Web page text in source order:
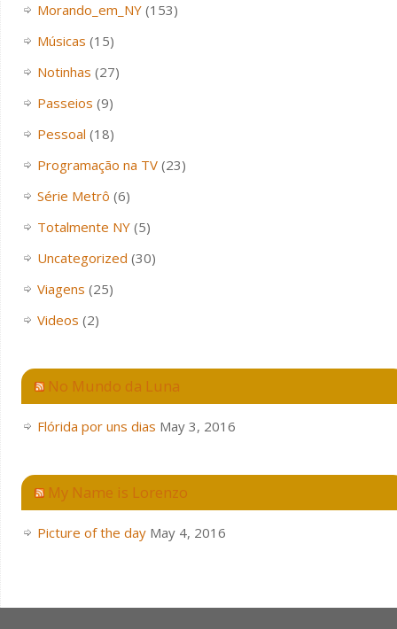
Morando_em_NY(153)
Músicas (15)
Notinhas (27)
Passeios (9)
Pessoal (18)
Programação na TV(23)
Série Metrô (6)
Totalmente NY(5)
Uncategorized (30)
Viagens (25)
Videos (2)
No Mundo da Luna
Flórida por uns dias May 3, 2016
My Name is Lorenzo
Picture of the day May 4, 2016